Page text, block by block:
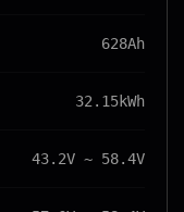
628Ah
32.15kWh
43.2V ~ 58.4V